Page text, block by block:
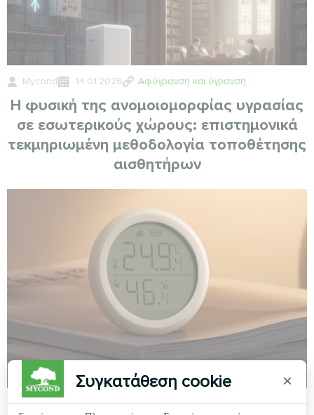
Mycond 14.01.2026 Αφύγρανση και ύγρανση
Η φυσική της ανομοιομορφίας υγρασίας
σε εσωτερικούς χώρους: επιστημονικά
τεκμηριωμένη μεθοδολογία τοποθέτησης
αισθητήρων
Συγκατάθεση cookie ×